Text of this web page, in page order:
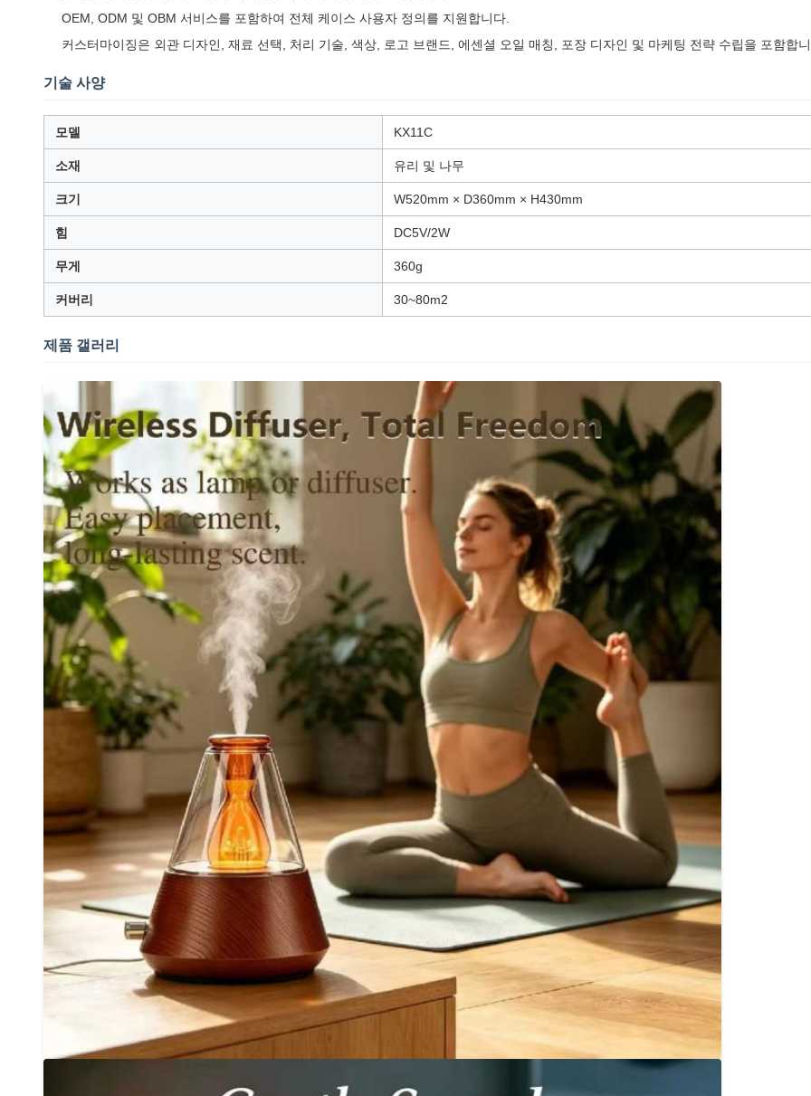
OEM, ODM 및 OBM 서비스를 포함하여 전체 케이스 사용자 정의를 지원합니다.
커스터마이징은 외관 디자인, 재료 선택, 처리 기술, 색상, 로고 브랜드, 에센셜 오일 매칭, 포장 디자인 및 마케팅 전략 수립을 포함합
기술 사양
모델 KX11C
소재 유리 및 나무
크기 W520mm × D360mm × H430mm
힘 DC5V/2W
무게 360g
커버리 30~80m2
제품 갤러리